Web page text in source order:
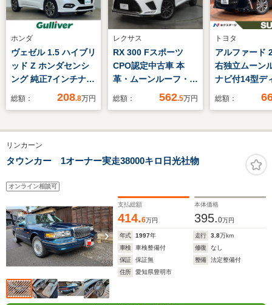
ホンダ
ヴェゼル 1.5 ハイブリ
ッド Z ホンダセンシ
ング 純正7インチナ
ビ ハーフレザーシー
ド レーダークルーズ
コントロール バック
カメラ ビルトイン
コーダー シートヒー
ォグライト
総額： 208.8万円
レクサス
RX 300 Fスポーツ
CPO認定中古車 本
革・ムーンルーフ・
総額： 562.5万円
トヨタ
アルファード
右独立ムー
ナビ付14型デ
レイオーディ
軽減 パワー
ト 純正18イ
ルミホイー
総額：
リンカーン
タウンカー 1オーナー実走38000キロ日光社物
オンライン相談可
支払総額
414.6万円
本体価格
395.0万円
年式 1997年 走行 3.8万km
車検
車検整備付 修復
なし
保証
保証無 整備
法定整備付
住所
愛知県豊明市